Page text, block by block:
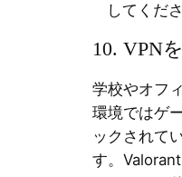
してくださ
10. VPN
学校やオフ
環境ではゲ
ックされて
す。